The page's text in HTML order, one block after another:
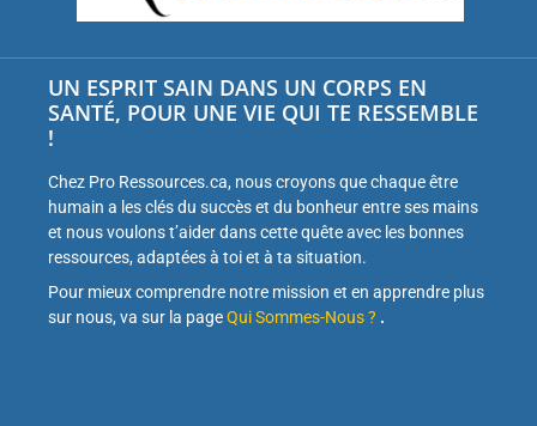
UN ESPRIT SAIN DANS UN CORPS EN
SANTÉ, POUR UNE VIE QUI TE RESSEMBLE
!
Chez Pro Ressources.ca, nous croyons que chaque être
humain a les clés du succès et du bonheur entre ses mains
et nous voulons t’aider dans cette quête avec les bonnes
ressources, adaptées à toi et à ta situation.
Pour mieux comprendre notre mission et en apprendre plus
sur nous, va sur la pageQui Sommes-Nous ? .